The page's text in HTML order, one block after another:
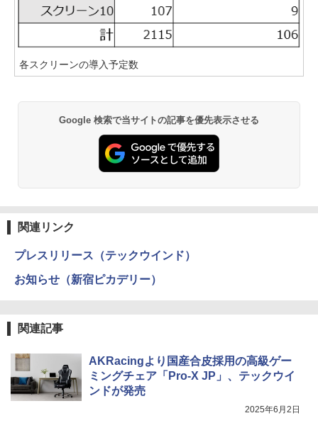
各スクリーンの導入予定数
Google 検索で当サイトの記事を優先表示させる
関連リンク
プレスリリース（テックウインド）
お知らせ（新宿ピカデリー）
関連記事
AKRacingより国産合皮採用の高級ゲー
ミングチェア「Pro-X JP」、テックウイ
ンドが発売
2025年6月2日